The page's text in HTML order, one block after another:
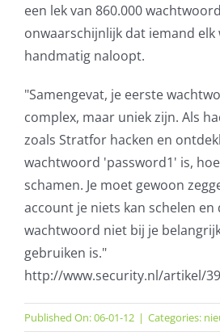
een lek van 860.000
onwaarschijnlijk dat iemand
handmatig naloopt.
"Samengevat, je eerste
complex, maar uniek zijn. Als
zoals Stratfor hacken en
wachtwoord 'password1' is,
schamen. Je moet gewoon
account je niets kan schelen en
wachtwoord niet bij je
gebruiken is."
http://www.security.nl/artikel/
Published On: 06-01-12 | Categories: